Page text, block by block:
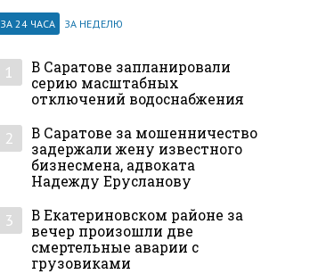
ЗА 24 ЧАСА ЗА НЕДЕЛЮ
1
В Саратове запланировали
серию масштабных
отключений водоснабжения
2
В Саратове за мошенничество
задержали жену известного
бизнесмена, адвоката
Надежду Ерусланову
3
В Екатериновском районе за
вечер произошли две
смертельные аварии с
грузовиками